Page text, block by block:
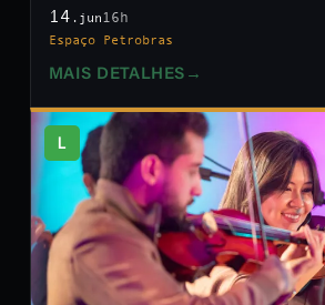
14 .jun 16h
Espaço Petrobras
MAIS DETALHES →
L